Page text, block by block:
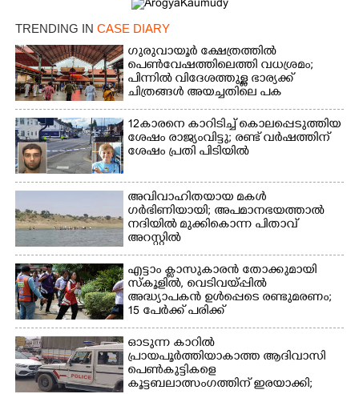
TRENDING IN CASE DIARY
ഗുരുവായൂർ ക്ഷേത്രത്തിൽ
പെൺവേഷത്തിലെത്തി വധശ്രമം;
പിന്നിൽ വിദേശത്തുള്ള ഭാര്യക്ക്
ചിത്രങ്ങൾ അയച്ചതിലെ പക
12കാരനെ കാറിടിച്ച് കൊലപ്പെടുത്തിയ
ശേഷം രാജ്യംവിട്ടു; രണ്ട് വർഷത്തിന്
ശേഷം പ്രതി പിടിയിൽ
അവിവാഹിതയായ മകൾ
ഗർഭിണിയായി; അപമാനഭയത്താൽ
നദിയിൽ മുക്കികൊന്ന പിതാവ്
അറസ്റ്റിൽ
എട്ടാം ക്ളാസുകാരൻ തോക്കുമായി
സ്കൂളിൽ, വെടിവയ്പ്പിൽ
അദ്ധ്യാപകൻ ഉൾപ്പെടെ രണ്ടുമരണം;
15 പേർക്ക് പരിക്ക്
ഓടുന്ന കാറിൽ
പ്രായപൂർത്തിയാകാത്ത ആദിവാസി
പെൺകുട്ടികളെ
കൂട്ടബലാത്സംഗത്തിന് ഇരയാക്കി;
Copy Link